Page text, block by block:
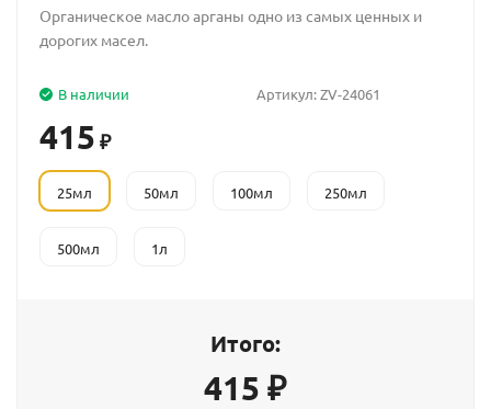
Органическое масло арганы одно из самых ценных и
дорогих масел.
Артикул:ZV-24061
В наличии
415 ₽
25мл 50мл 100мл 250мл
500мл 1л
Итого:
415 ₽